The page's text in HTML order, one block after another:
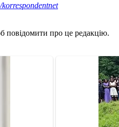
повідомити про це редакцію.